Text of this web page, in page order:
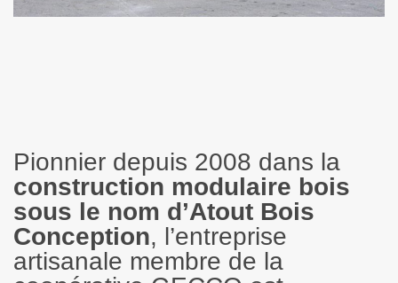
Pionnier depuis 2008 dans la
construction modulaire bois
sous le nom d’Atout Bois
Conception, l’entreprise
artisanale membre de la